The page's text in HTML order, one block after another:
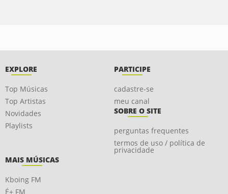
EXPLORE
Top Músicas
Top Artistas
Novidades
Playlists
PARTICIPE
cadastre-se
meu canal
SOBRE O SITE
perguntas frequentes
termos de uso / política de
privacidade
MAIS MÚSICAS
Kboing FM
É+ FM